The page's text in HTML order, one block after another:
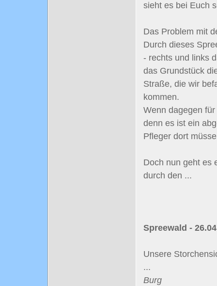
sieht es bei Euch
Das Problem mit
Durch dieses
- rechts und links
das Grundstück
Straße, die wir
kommen.
Wenn dagegen
denn es ist ein
Pfleger dort
Doch nun geht es
durch den ...
Spreewald -
Unsere
...
Burg